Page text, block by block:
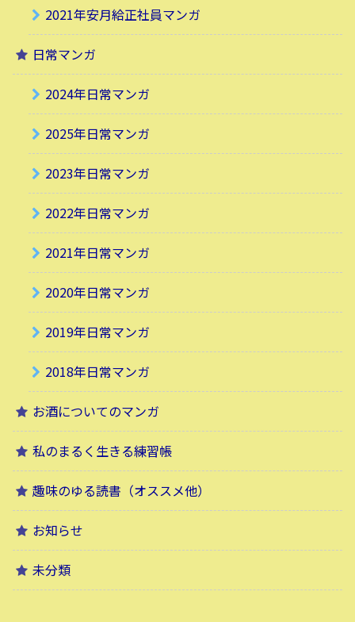
2021年安月給正社員マンガ
日常マンガ
2024年日常マンガ
2025年日常マンガ
2023年日常マンガ
2022年日常マンガ
2021年日常マンガ
2020年日常マンガ
2019年日常マンガ
2018年日常マンガ
お酒についてのマンガ
私のまるく生きる練習帳
趣味のゆる読書（オススメ他）
お知らせ
未分類